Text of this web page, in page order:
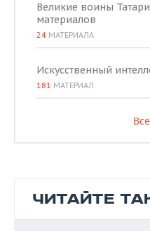
Великие воины
материалов
24 МАТЕРИАЛА
Искусственный
181 МАТЕРИАЛ
ЧИТАЙТЕ